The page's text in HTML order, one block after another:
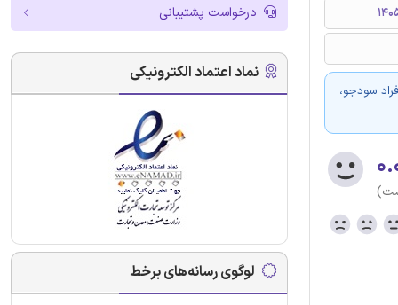
سودجو،
درخواست پشتیبانی
نماد اعتماد الکترونیکی
لوگوی رسانه‌های برخط